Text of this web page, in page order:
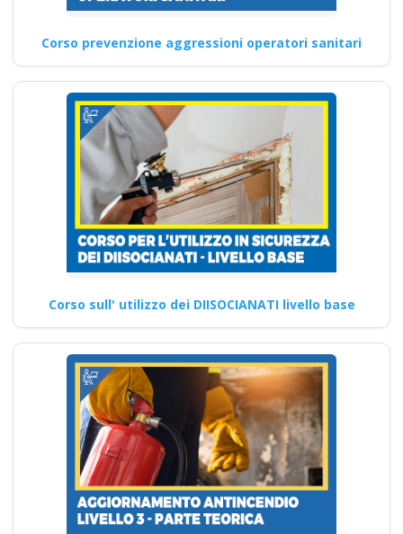
Corso prevenzione aggressioni operatori sanitari
Corso sull' utilizzo dei DIISOCIANATI livello base